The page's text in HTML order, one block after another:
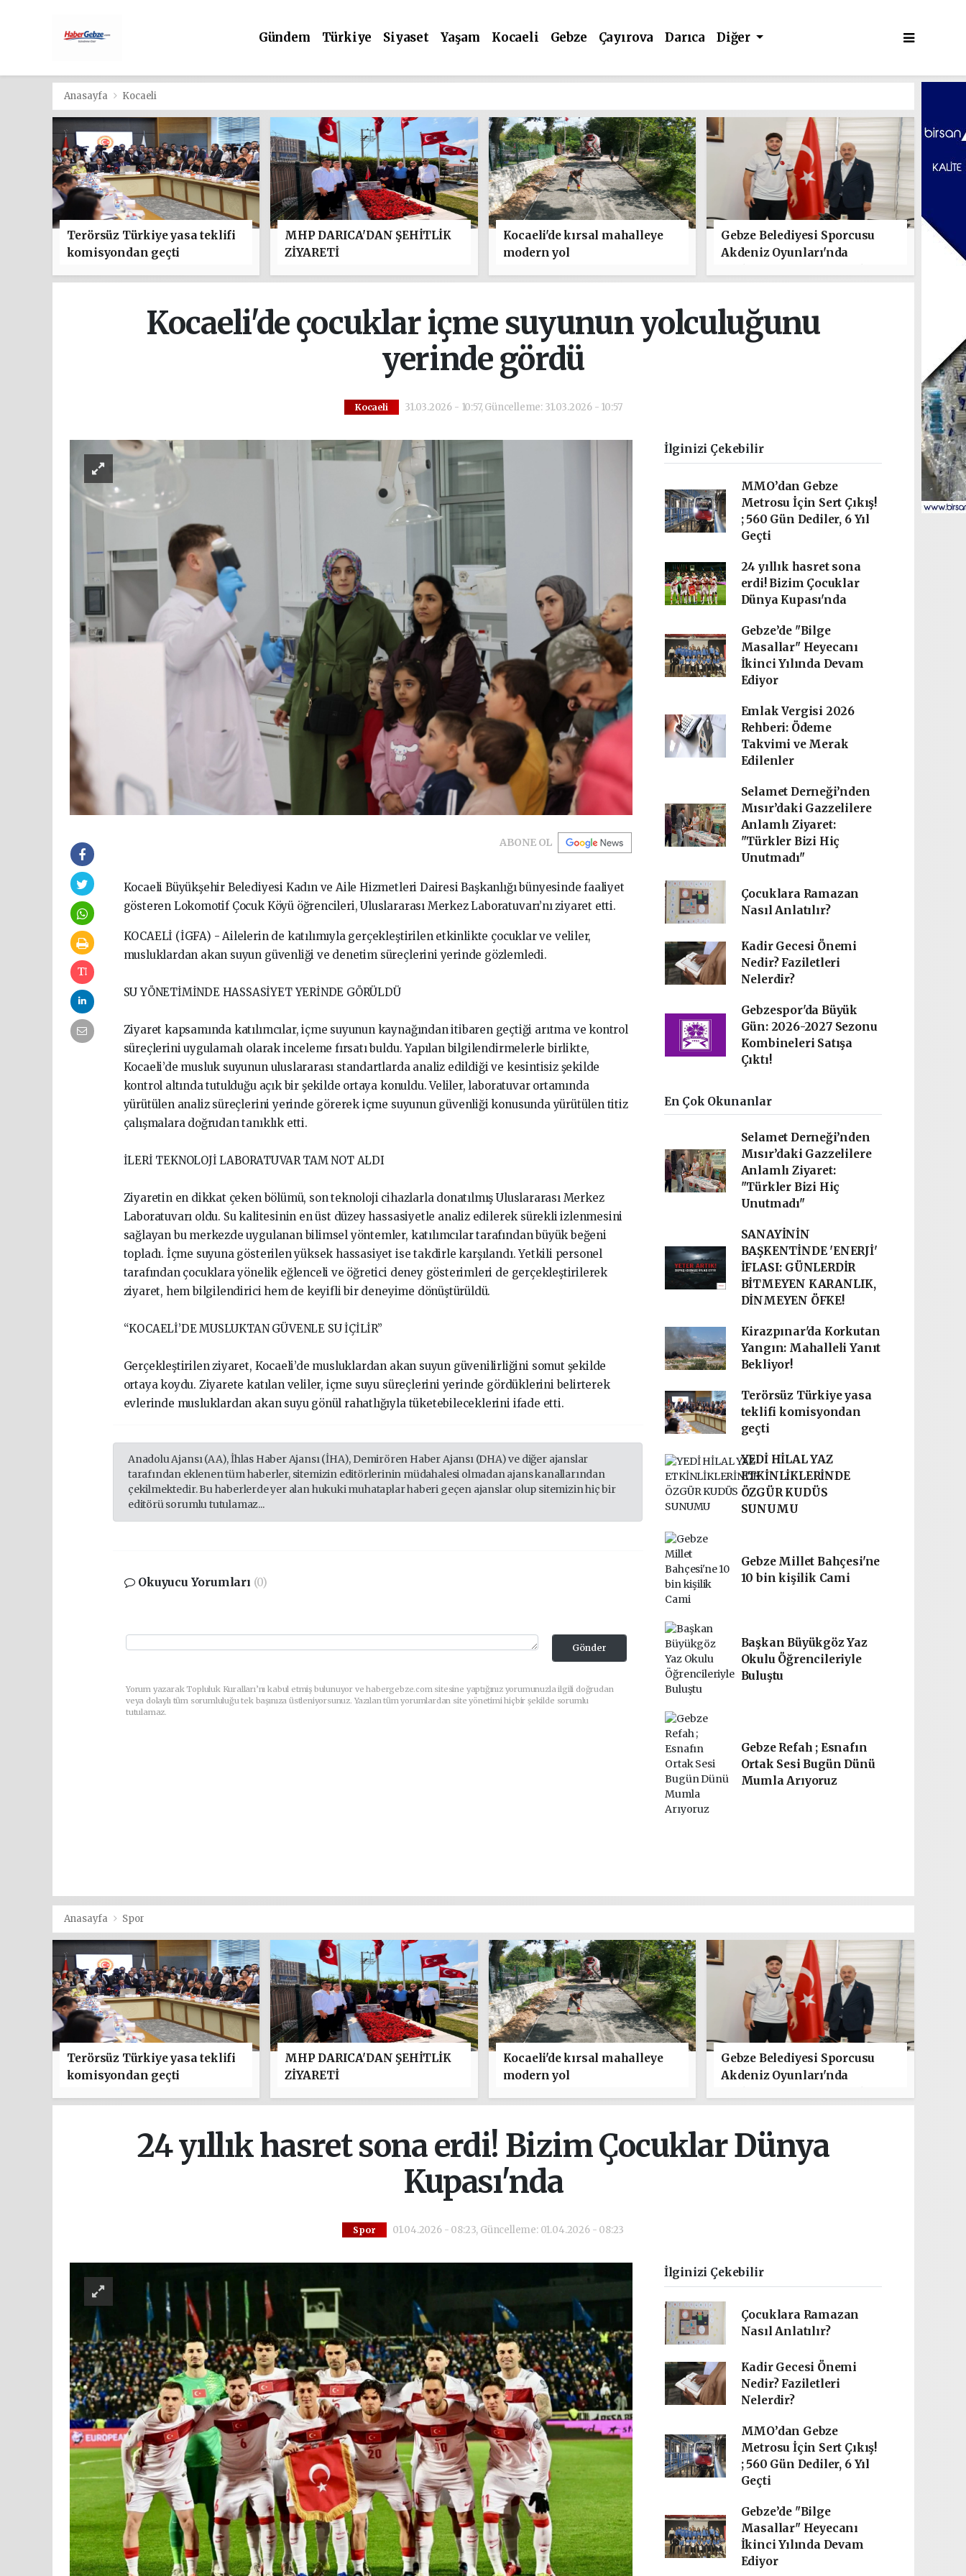
Gündem Türkiye Siyaset Yaşam Kocaeli Gebze Çayırova Darıca Diğer
Anasayfa Kocaeli
Terörsüz Türkiye yasa teklifi
komisyondan geçti
MHP DARICA'DAN ŞEHİTLİK
ZİYARETİ
Kocaeli'de kırsal mahalleye
modern yol
Gebze Belediyesi Sporcusu
Akdeniz Oyunları'nda
Kocaeli'de çocuklar içme suyunun yolculuğunu
yerinde gördü
Kocaeli 31.03.2026 - 10:57, Güncelleme: 31.03.2026 - 10:57
ABONE OL
Kocaeli Büyükşehir Belediyesi Kadın ve Aile Hizmetleri Dairesi Başkanlığı bünyesinde faaliyet
gösteren Lokomotif Çocuk Köyü öğrencileri, Uluslararası Merkez Laboratuvarı’nı ziyaret etti.
KOCAELİ (İGFA) - Ailelerin de katılımıyla gerçekleştirilen etkinlikte çocuklar ve veliler,
musluklardan akan suyun güvenliği ve denetim süreçlerini yerinde gözlemledi.
SU YÖNETİMİNDE HASSASİYET YERİNDE GÖRÜLDÜ
Ziyaret kapsamında katılımcılar, içme suyunun kaynağından itibaren geçtiği arıtma ve kontrol
süreçlerini uygulamalı olarak inceleme fırsatı buldu. Yapılan bilgilendirmelerle birlikte,
Kocaeli’de musluk suyunun uluslararası standartlarda analiz edildiği ve kesintisiz şekilde
kontrol altında tutulduğu açık bir şekilde ortaya konuldu. Veliler, laboratuvar ortamında
yürütülen analiz süreçlerini yerinde görerek içme suyunun güvenliği konusunda yürütülen titiz
çalışmalara doğrudan tanıklık etti.
İLERİ TEKNOLOJİ LABORATUVAR TAM NOT ALDI
Ziyaretin en dikkat çeken bölümü, son teknoloji cihazlarla donatılmış Uluslararası Merkez
Laboratuvarı oldu. Su kalitesinin en üst düzey hassasiyetle analiz edilerek sürekli izlenmesini
sağlayan bu merkezde uygulanan bilimsel yöntemler, katılımcılar tarafından büyük beğeni
topladı. İçme suyuna gösterilen yüksek hassasiyet ise takdirle karşılandı. Yetkili personel
tarafından çocuklara yönelik eğlenceli ve öğretici deney gösterimleri de gerçekleştirilerek
ziyaret, hem bilgilendirici hem de keyifli bir deneyime dönüştürüldü.
“KOCAELİ’DE MUSLUKTAN GÜVENLE SU İÇİLİR”
Gerçekleştirilen ziyaret, Kocaeli’de musluklardan akan suyun güvenilirliğini somut şekilde
ortaya koydu. Ziyarete katılan veliler, içme suyu süreçlerini yerinde gördüklerini belirterek
evlerinde musluklardan akan suyu gönül rahatlığıyla tüketebileceklerini ifade etti.
Anadolu Ajansı (AA), İhlas Haber Ajansı (İHA), Demirören Haber Ajansı (DHA) ve diğer ajanslar
tarafından eklenen tüm haberler, sitemizin editörlerinin müdahalesi olmadan ajans kanallarından
çekilmektedir. Bu haberlerde yer alan hukuki muhataplar haberi geçen ajanslar olup sitemizin hiç bir
editörü sorumlu tutulamaz...
Okuyucu Yorumları (0)
Gönder
Yorum yazarak Topluluk Kuralları’nı kabul etmiş bulunuyor ve habergebze.com sitesine yaptığınız yorumunuzla ilgili doğrudan
veya dolaylı tüm sorumluluğu tek başınıza üstleniyorsunuz. Yazılan tüm yorumlardan site yönetimi hiçbir şekilde sorumlu
tutulamaz.
İlginizi Çekebilir
MMO’dan Gebze
Metrosu İçin Sert Çıkış!
; 560 Gün Dediler, 6 Yıl
Geçti
24 yıllık hasret sona
erdi! Bizim Çocuklar
Dünya Kupası'nda
Gebze’de "Bilge
Masallar" Heyecanı
İkinci Yılında Devam
Ediyor
Emlak Vergisi 2026
Rehberi: Ödeme
Takvimi ve Merak
Edilenler
Selamet Derneği’nden
Mısır’daki Gazzelilere
Anlamlı Ziyaret:
"Türkler Bizi Hiç
Unutmadı"
Çocuklara Ramazan
Nasıl Anlatılır?
Kadir Gecesi Önemi
Nedir? Faziletleri
Nelerdir?
Gebzespor'da Büyük
Gün: 2026-2027 Sezonu
Kombineleri Satışa
Çıktı!
En Çok Okunanlar
Selamet Derneği’nden
Mısır’daki Gazzelilere
Anlamlı Ziyaret:
"Türkler Bizi Hiç
Unutmadı"
SANAYİNİN
BAŞKENTİNDE 'ENERJİ'
İFLASI: GÜNLERDİR
BİTMEYEN KARANLIK,
DİNMEYEN ÖFKE!
Kirazpınar'da Korkutan
Yangın: Mahalleli Yanıt
Bekliyor!
Terörsüz Türkiye yasa
teklifi komisyondan
geçti
YEDİ HİLAL YAZ
ETKİNLİKLERİNDE
ÖZGÜR KUDÜS
SUNUMU
Gebze Millet Bahçesi'ne
10 bin kişilik Cami
Başkan Büyükgöz Yaz
Okulu Öğrencileriyle
Buluştu
Gebze Refah ; Esnafın
Ortak Sesi Bugün Dünü
Mumla Arıyoruz
Anasayfa Spor
Terörsüz Türkiye yasa teklifi
komisyondan geçti
MHP DARICA'DAN ŞEHİTLİK
ZİYARETİ
Kocaeli'de kırsal mahalleye
modern yol
Gebze Belediyesi Sporcusu
Akdeniz Oyunları'nda
24 yıllık hasret sona erdi! Bizim Çocuklar Dünya
Kupası'nda
Spor 01.04.2026 - 08:23, Güncelleme: 01.04.2026 - 08:23
İlginizi Çekebilir
Çocuklara Ramazan
Nasıl Anlatılır?
Kadir Gecesi Önemi
Nedir? Faziletleri
Nelerdir?
MMO’dan Gebze
Metrosu İçin Sert Çıkış!
; 560 Gün Dediler, 6 Yıl
Geçti
Gebze’de "Bilge
Masallar" Heyecanı
İkinci Yılında Devam
Ediyor